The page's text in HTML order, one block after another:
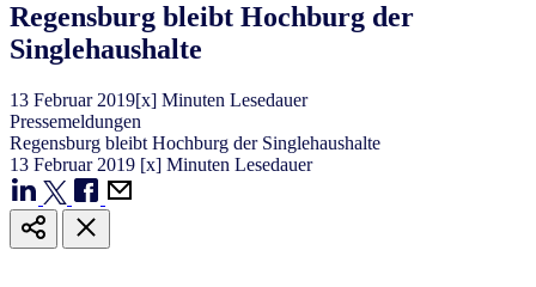
Regensburg bleibt Hochburg der
Singlehaushalte
13 Februar 2019[x] Minuten Lesedauer
Pressemeldungen
Regensburg bleibt Hochburg der Singlehaushalte
13 Februar 2019 [x] Minuten Lesedauer